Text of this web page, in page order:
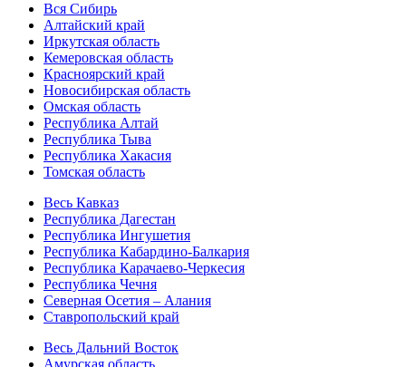
Вся Сибирь
Алтайский край
Иркутская область
Кемеровская область
Красноярский край
Новосибирская область
Омская область
Республика Алтай
Республика Тыва
Республика Хакасия
Томская область
Весь Кавказ
Республика Дагестан
Республика Ингушетия
Республика Кабардино-Балкария
Республика Карачаево-Черкесия
Республика Чечня
Северная Осетия – Алания
Ставропольский край
Весь Дальний Восток
Амурская область